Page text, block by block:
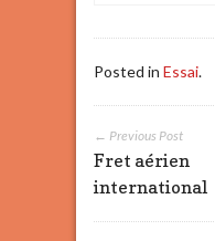
Posted in Essai.
← Previous Post
Fret aérien
international